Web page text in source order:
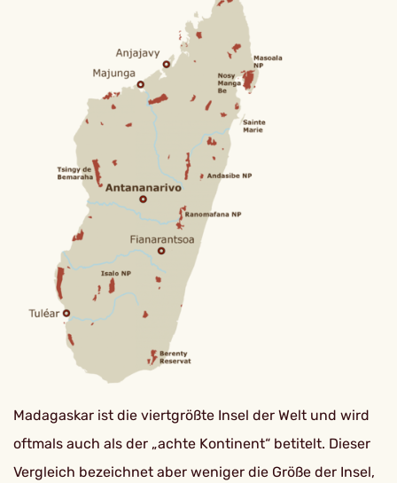
Madagaskar ist die viertgrößte Insel der Welt und wird
oftmals auch als der „achte Kontinent“ betitelt. Dieser
Vergleich bezeichnet aber weniger die Größe der Insel,